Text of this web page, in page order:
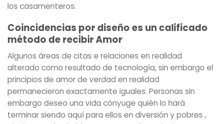
los casamenteros.
Coincidencias por diseño es un calificado
método de recibir Amor
Algunos áreas de citas e relaciones en realidad
alterado como resultado de tecnología, sin embargo el
principios de amor de verdad en realidad
permanecieron exactamente iguales. Personas sin
embargo deseo una vida cónyuge quién lo hará
terminar siendo aquí para ellos en diversión y pobres ,